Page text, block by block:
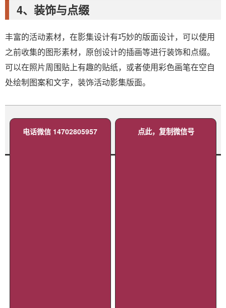
4、装饰与点缀
丰富的活动素材，在影集设计有巧妙的版面设计，可以使用
之前收集的图形素材，原创设计的插画等进行装饰和点缀。
可以在照片周围贴上有趣的贴纸，或者使用彩色画笔在空自
处绘制图案和文字，装饰活动影集版面。
电话微信 14702805957 点此，复制微信号